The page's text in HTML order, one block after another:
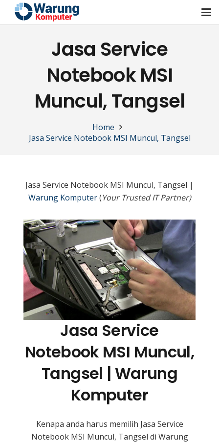
Jasa Service
Notebook MSI
Muncul, Tangsel
Home
Jasa Service Notebook MSI Muncul, Tangsel
Jasa Service Notebook MSI Muncul, Tangsel |
Warung Komputer(Your Trusted IT Partner)
Jasa Service
Notebook MSI Muncul,
Tangsel | Warung
Komputer
Kenapa anda harus memilih Jasa Service
Notebook MSI Muncul, Tangsel di Warung